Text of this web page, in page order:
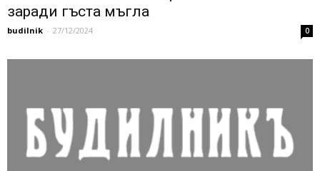
заради гъста мъгла
budilnik - 27/12/2024 0